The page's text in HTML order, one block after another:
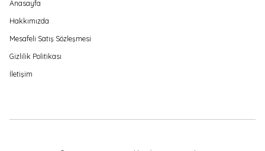
Anasayfa
Hakkımızda
Mesafeli Satış Sözleşmesi
Gizlilik Politikası
İletişim